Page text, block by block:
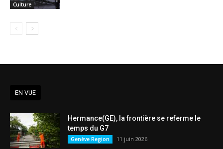
Culture
EN VUE
Hermance(GE), la frontière se referme le
temps du G7
Genève Region 11 juin 2026